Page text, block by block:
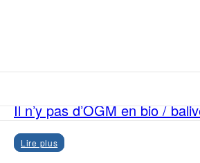
Il n’y pas d’OGM en bio /
Lire plus